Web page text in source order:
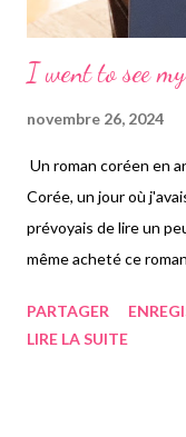
I went to see
novembre 26, 2024
Un roman coréen en
Corée, un jour où
prévoyais de lire un
même acheté ce
local. L'autrice est
PARTAGER
LIRE LA SUITE